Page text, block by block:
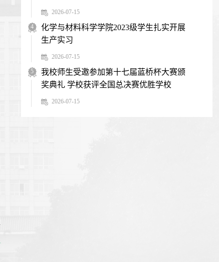
2026-07-15
4
化学与材料科学学院2023级学生扎实开展
生产实习
2026-07-15
5
我校师生受邀参加第十七届蓝桥杯大赛颁
奖典礼 学校获评全国总决赛优胜学校
2026-07-15